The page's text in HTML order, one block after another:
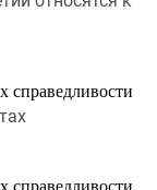
справедливости